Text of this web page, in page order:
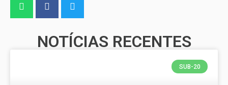
NOTÍCIAS RECENTES
SUB-20